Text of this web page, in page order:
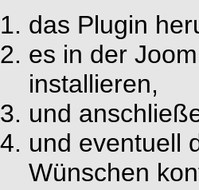
das Plugin
es in der
installieren,
und
und eventuell
Wünschen